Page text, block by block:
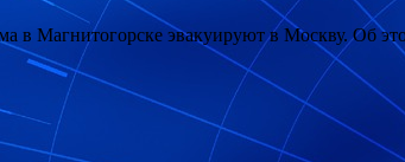
Магнитогорске эвакуируют в Москву. Об